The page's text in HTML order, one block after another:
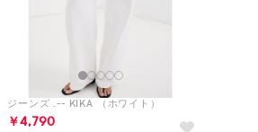
ジーンズ .-- KIKA （ホワイト）
￥4,790